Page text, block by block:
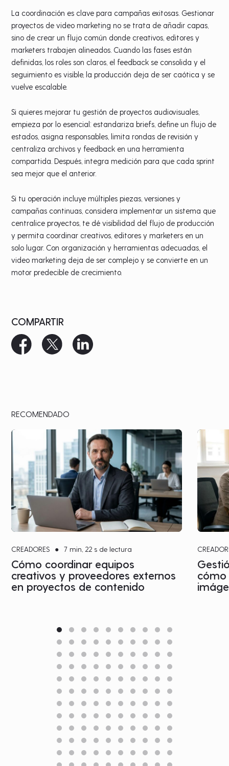
COMPARTIR
La coordinación es clave para campañas exitosas. Gestionar
proyectos de video marketing no se trata de añadir capas,
sino de crear un flujo común donde creativos, editores y
marketers trabajen alineados. Cuando las fases están
definidas, los roles son claros, el feedback se consolida y el
seguimiento es visible, la producción deja de ser caótica y se
vuelve escalable.
Si quieres mejorar tu gestión de proyectos audiovisuales,
empieza por lo esencial: estandariza briefs, define un flujo de
estados, asigna responsables, limita rondas de revisión y
centraliza archivos y feedback en una herramienta
compartida. Después, integra medición para que cada sprint
sea mejor que el anterior.
Si tu operación incluye múltiples piezas, versiones y
campañas continuas, considera implementar un sistema que
centralice proyectos, te dé visibilidad del flujo de producción
y permita coordinar creativos, editores y marketers en un
solo lugar. Con organización y herramientas adecuadas, el
video marketing deja de ser complejo y se convierte en un
motor predecible de crecimiento.
RECOMENDADO
CREADORES ● 7 min, 22 s de lectura
Cómo coordinar equipos
creativos y proveedores externos
en proyectos de contenido
cómo